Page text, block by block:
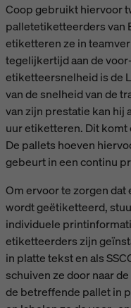
Coop gebruikt hiervoor
palletetiketteerders van
etiketteren ze in
tegelijkertijd aan de
etiketteersnelheid is de
van de snelheid van de
van zijn prestatie kan hij
uur etiketteren. Dit
De pallets hoeven
gebeurt in een continu
Om ervoor te zorgen
wordt geëtiketteerd,
individuele
etiketteerders zijn
in platte tekst en als
schuiven ze door naar
de betreffende pallet in